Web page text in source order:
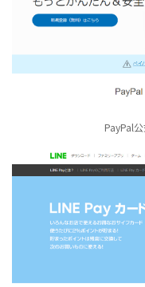
PayPal